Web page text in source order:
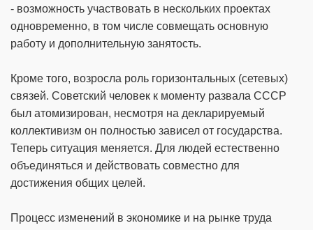
- возможность участвовать в нескольких проектах
одновременно, в том числе совмещать основную
работу и дополнительную занятость.
Кроме того, возросла роль горизонтальных (сетевых)
связей. Советский человек к моменту развала СССР
был атомизирован, несмотря на декларируемый
коллективизм он полностью зависел от государства.
Теперь ситуация меняется. Для людей естественно
объединяться и действовать совместно для
достижения общих целей.
Процесс изменений в экономике и на рынке труда